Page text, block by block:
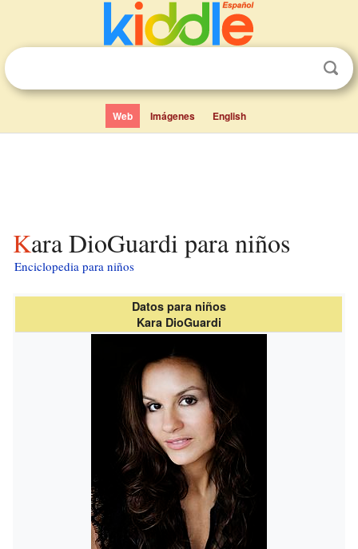
Web Imágenes English
Kara DioGuardi para niños
Enciclopedia para niños
Datos para niños
Kara DioGuardi